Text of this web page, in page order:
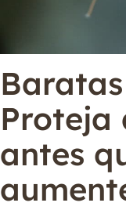
Proteja
antes